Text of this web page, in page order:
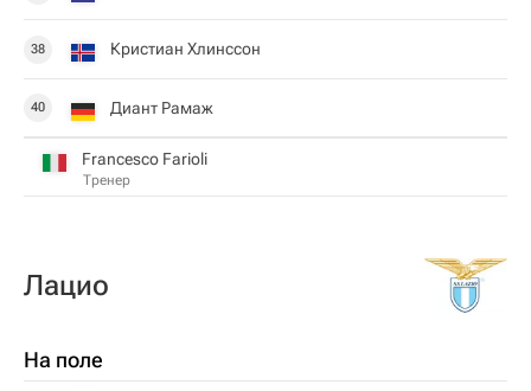
38 Кристиан Хлинссон
40 Диант Рамаж
Francesco Farioli
Тренер
Лацио
На поле